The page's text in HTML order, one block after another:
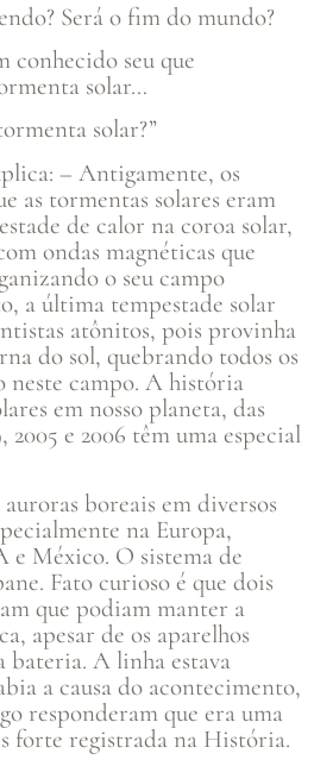
Será o fim do mundo?
conhecido seu que
solar…
solar?”
– Antigamente, os
as tormentas solares eram
de calor na coroa solar,
ondas magnéticas que
o seu campo
a última tempestade solar
atônitos, pois provinha
do sol, quebrando todos os
neste campo. A história
em nosso planeta, das
2005 e 2006 têm uma especial
boreais em diversos
na Europa,
e México. O sistema de
Fato curioso é que dois
que podiam manter a
apesar de os aparelhos
bateria. A linha estava
a causa do acontecimento,
responderam que era uma
forte registrada na História.